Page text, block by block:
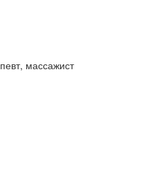
массажист